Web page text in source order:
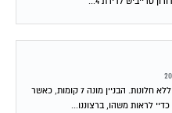
לראות משהו, ברצוננו...